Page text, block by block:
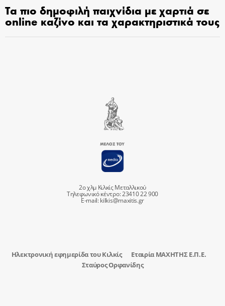
Τα πιο δημοφιλή παιχνίδια με χαρτιά σε
online καζίνο και τα χαρακτηριστικά τους
2ο χλμ Κιλκίς Μεταλλικού
Τηλεφωνικό κέντρο: 23410 22 900
E-mail:kilkis@maxitis.gr
Ηλεκτρονική εφημερίδα του Κιλκίς
Εταιρία ΜΑΧΗΤΗΣ Ε.Π.Ε.
Σταύρος Ορφανίδης